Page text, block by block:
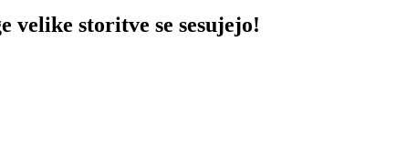
velike storitve se sesujejo!